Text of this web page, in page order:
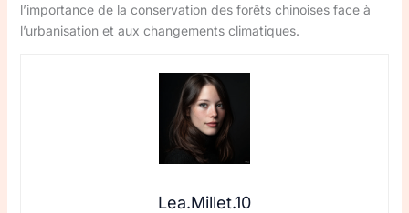
l’importance de la conservation des forêts chinoises face à
l’urbanisation et aux changements climatiques.
Lea.Millet.10